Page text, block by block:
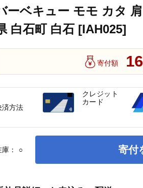
ーベキュー モモ カタ
白石町 白石 [IAH025]
寄付額
： ○ 寄付
済方法
クレジット
カード